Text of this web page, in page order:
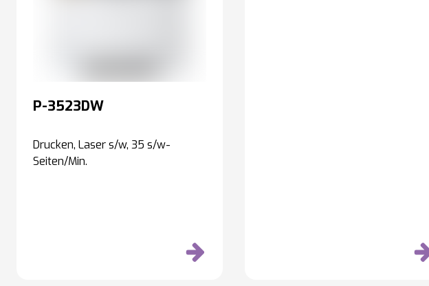
P-3523DW
Drucken, Laser s/w, 35 s/w-
Seiten/Min.